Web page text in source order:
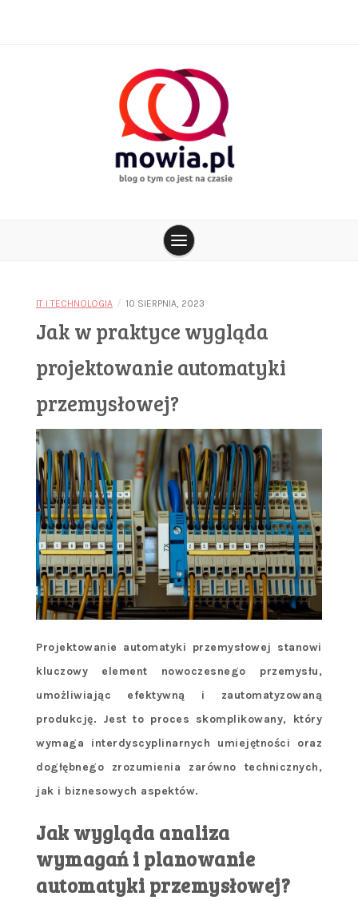
mowia.pl
IT I TECHNOLOGIA / 10 SIERPNIA, 2023
Jak w praktyce wygląda
projektowanie automatyki
przemysłowej?
Projektowanie automatyki przemysłowej stanowi
kluczowy element nowoczesnego przemysłu,
umożliwiając efektywną i zautomatyzowaną
produkcję. Jest to proces skomplikowany, który
wymaga interdyscyplinarnych umiejętności oraz
dogłębnego zrozumienia zarówno technicznych,
jak i biznesowych aspektów.
Jak wygląda analiza
wymagań i planowanie
automatyki przemysłowej?